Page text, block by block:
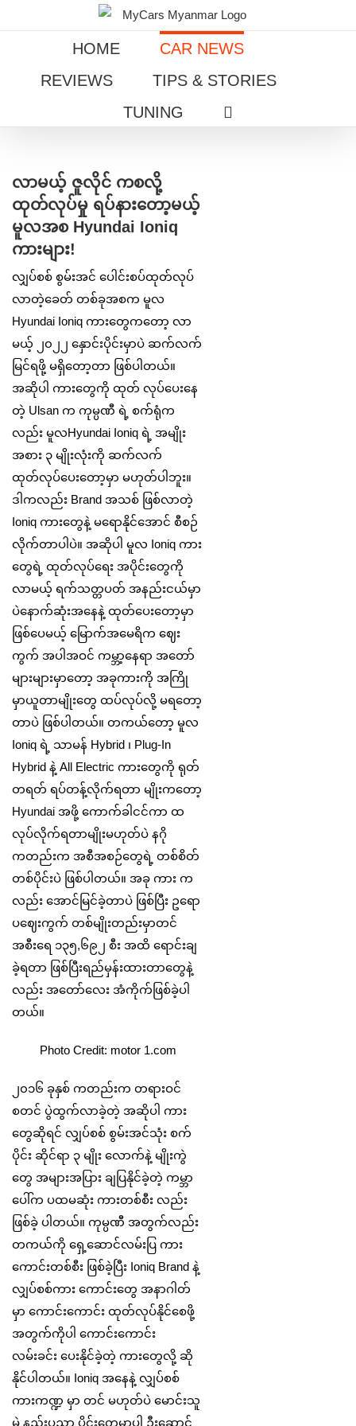
to
HOME
CAR NEWS
REVIEWS
TIPS & STORIES
TUNING
Larger
Image
လာမယ့် ဇူလိုင် ကစလို့
ထုတ်လုပ်မှု ရပ်နားတော့မယ့်
မူလအစ Hyundai Ioniq
ကားများ!
လျှပ်စစ် စွမ်းအင် ပေါင်းစပ်ထုတ်လုပ်
လာတဲ့ခေတ် တစ်ခုအစက မူလ
Hyundai Ioniq ကားတွေကတော့ လာ
မယ့် ၂၀၂၂ နှောင်းပိုင်းမှာပဲ ဆက်လက်
မြင်ရဖို့ မရှိတော့တာ ဖြစ်ပါတယ်။
အဆိုပါ ကားတွေကို ထုတ် လုပ်ပေးနေ
တဲ့ Ulsan က ကုမ္ပဏီ ရဲ့ စက်ရုံက
လည်း မူလHyundai Ioniq ရဲ့ အမျိုး
အစား ၃ မျိုးလုံးကို ဆက်လက်
ထုတ်လုပ်ပေးတော့မှာ မဟုတ်ပါဘူး။
ဒါကလည်း Brand အသစ် ဖြစ်လာတဲ့
Ioniq ကားတွေနဲ့ မရောနိုင်အောင် စီစဉ်
လိုက်တာပါပဲ။ အဆိုပါ မူလ Ioniq ကား
တွေရဲ့ ထုတ်လုပ်ရေး အပိုင်းတွေကို
လာမယ့် ရက်သတ္တပတ် အနည်းငယ်မှာ
ပဲနောက်ဆုံးအနေနဲ့ ထုတ်ပေးတော့မှာ
ဖြစ်ပေမယ့် မြောက်အမေရိက ဈေး
ကွက် အပါအဝင် ကမ္ဘာ့နေရာ အတော်
များများမှာတော့ အခုကားကို အကြို
မှာယူတာမျိုးတွေ ထပ်လုပ်လို့ မရတော့
တာပဲ ဖြစ်ပါတယ်။ တကယ်တော့ မူလ
Ioniq ရဲ့ သာမန် Hybrid ၊ Plug-In
Hybrid နဲ့ All Electric ကားတွေကို ရုတ်
တရတ် ရပ်တန့်လိုက်ရတာ မျိုးကတော့
Hyundai အဖို့ ကောက်ခါငင်ကာ ထ
လုပ်လိုက်ရတာမျိုးမဟုတ်ပဲ နဂို
ကတည်းက အစီအစဉ်တွေရဲ့ တစ်စိတ်
တစ်ပိုင်းပဲ ဖြစ်ပါတယ်။ အခု ကား က
လည်း အောင်မြင်ခဲ့တာပဲ ဖြစ်ပြီး ဥရော
ပဈေးကွက် တစ်မျိုးတည်းမှာတင်
အစီးရေ ၁၃၅,၆၉၂ စီး အထိ ရောင်းချ
ခဲ့ရတာ ဖြစ်ပြီးရည်မှန်းထားတာတွေနဲ့
လည်း အတော်လေး အံကိုက်ဖြစ်ခဲ့ပါ
တယ်။
Photo Credit: motor 1.com
၂၀၁၆ ခုနှစ် ကတည်းက တရားဝင်
စတင် ပွဲထွက်လာခဲ့တဲ့ အဆိုပါ ကား
တွေဆိုရင် လျှပ်စစ် စွမ်းအင်သုံး စက်
ပိုင်း ဆိုင်ရာ ၃ မျိုး လောက်နဲ့ မျိုးကွဲ
တွေ အများအပြား ချပြနိုင်ခဲ့တဲ့ ကမ္ဘာ
ပေါ်က ပထမဆုံး ကားတစ်စီး လည်း
ဖြစ်ခဲ့ ပါတယ်။ ကုမ္ပဏီ အတွက်လည်း
တကယ်ကို ရှေ့ဆောင်လမ်းပြ ကား
ကောင်းတစ်စီး ဖြစ်ခဲ့ပြီး Ioniq Brand နဲ့
လျှပ်စစ်ကား ကောင်းတွေ အနာဂါတ်
မှာ ကောင်းကောင်း ထုတ်လုပ်နိုင်စေဖို့
အတွက်ကိုပါ ကောင်းကောင်း
လမ်းခင်း ပေးနိုင်ခဲ့တဲ့ ကားတွေလို့ ဆို
နိုင်ပါတယ်။ Ioniq အနေနဲ့ လျှပ်စစ်
ကားကဏ္ဍ မှာ တင် မဟုတ်ပဲ မောင်းသူ
မဲ့ နည်းပညာ ပိုင်းတွေမှာပါ ဦးဆောင်